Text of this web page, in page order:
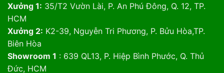
Xưởng 1: 35/T2 Vườn Lài, P. An Phú Đông, Q. 12, TP.
HCM
Xưởng 2: K2-39, Nguyễn Tri Phương, P. Bửu Hòa,TP.
Biên Hòa
Showroom 1 : 639 QL13, P. Hiệp Bình Phước, Q. Thủ
Đức, HCM